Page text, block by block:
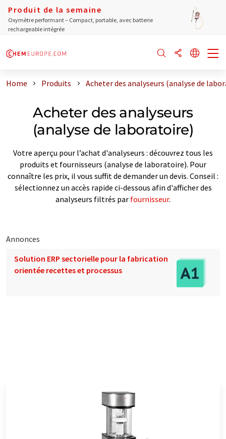
Produit de la semaine
Oxymètre performant – Compact, portable, avec batterie
rechargeable intégrée
Home Produits Acheter des analyseurs (analyse de
Acheter des analyseurs
(analyse de laboratoire)
Votre aperçu pour l’achat d'analyseurs : découvrez tous les
produits et fournisseurs (analyse de laboratoire). Pour
connaître les prix, il vous suffit de demander un devis. Conseil :
sélectionnez un accès rapide ci-dessous afin d'afficher des
analyseurs filtrés par fournisseur.
Annonces
Solution ERP sectorielle pour la fabrication
orientée recettes et processus